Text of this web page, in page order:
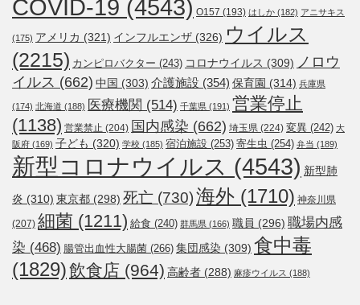
COVID-19 (4543) O157 (193) はしか (182) アニサキス
(175) アメリカ (321) インフルエンザ (326) ウイルス
(2215) カンピロバクター (243) コロナウイルス (309) ノロウ
イルス (662) 中国 (303) 介護施設 (354) 保育園 (314) 兵庫県
(174) 北海道 (188) 医療機関 (514) 千葉県 (191) 営業停止
(1138) 営業禁止 (204) 国内感染 (662) 埼玉県 (224) 変異 (242) 大
阪府 (169) 子ども (320) 学校 (185) 宿泊施設 (253) 寄生虫 (254) 弁当 (189)
新型コロナウイルス (4543) 新型肺
炎 (310) 東京都 (298) 死亡 (730)海外 (1710) 神奈川県
(207) 細菌 (1211) 給食 (240) 群馬県 (166) 職員 (296) 職場内感
染 (468) 腸管出血性大腸菌 (266) 集団感染 (309) 食中毒
(1829)飲食店 (964) 高齢者 (288) 麻疹ウイルス (188)